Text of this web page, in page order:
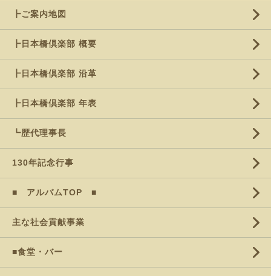
┣ご案内地図
┣日本橋倶楽部 概要
┣日本橋倶楽部 沿革
┣日本橋倶楽部 年表
┗歴代理事長
130年記念行事
■ アルバムTOP ■
主な社会貢献事業
■食堂・バー